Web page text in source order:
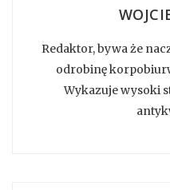
Redaktor, bywa że
odrobinę
Wykazuje wysoki